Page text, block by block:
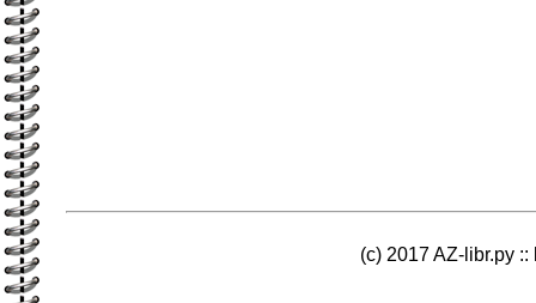
(c) 2017 AZ-libr.ру ::